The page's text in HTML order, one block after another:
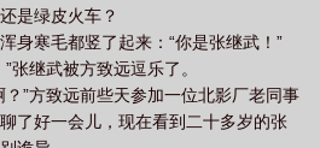
是绿皮火车？
身寒毛都竖了起来：“你是张继武！”
张继武被方致远逗乐了。
”方致远前些天参加一位北影厂老同事
了好一会儿，现在看到二十多岁的张